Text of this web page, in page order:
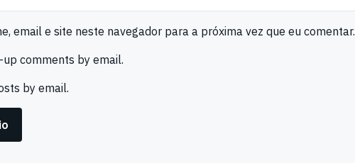
email e site neste navegador para a próxima vez que eu comentar.
comments by email.
by email.